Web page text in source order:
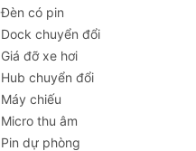
Đèn có pin
Dock chuyển đổi
Giá đỡ xe hơi
Hub chuyển đổi
Máy chiếu
Micro thu âm
Pin dự phòng